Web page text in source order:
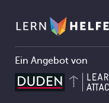
Ein Angebot von
13.5 Binomialverteilung 13.5.7 Normalverteilung